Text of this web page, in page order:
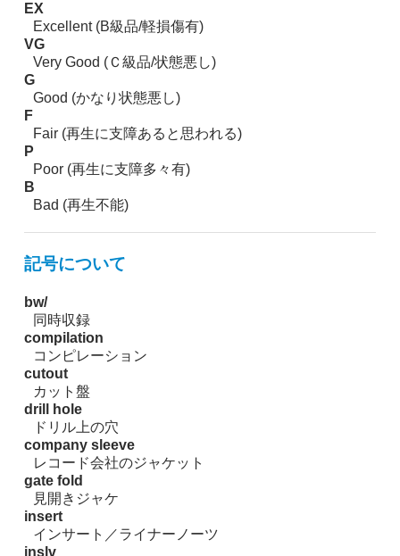
EX
Excellent (B級品/軽損傷有)
VG
Very Good (Ｃ級品/状態悪し)
G
Good (かなり状態悪し)
F
Fair (再生に支障あると思われる)
P
Poor (再生に支障多々有)
B
Bad (再生不能)
記号について
bw/
同時収録
compilation
コンピレーション
cutout
カット盤
drill hole
ドリル上の穴
company sleeve
レコード会社のジャケット
gate fold
見開きジャケ
insert
インサート／ライナーノーツ
inslv